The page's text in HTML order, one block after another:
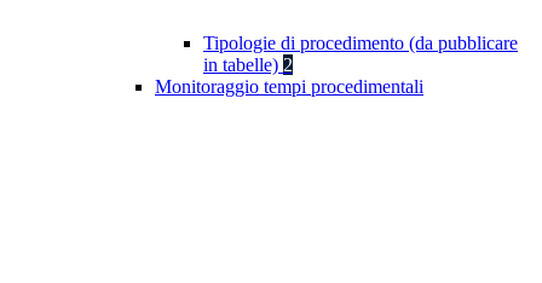
Tipologie di procedimento (da pubblicare
in tabelle) 2
Monitoraggio tempi procedimentali